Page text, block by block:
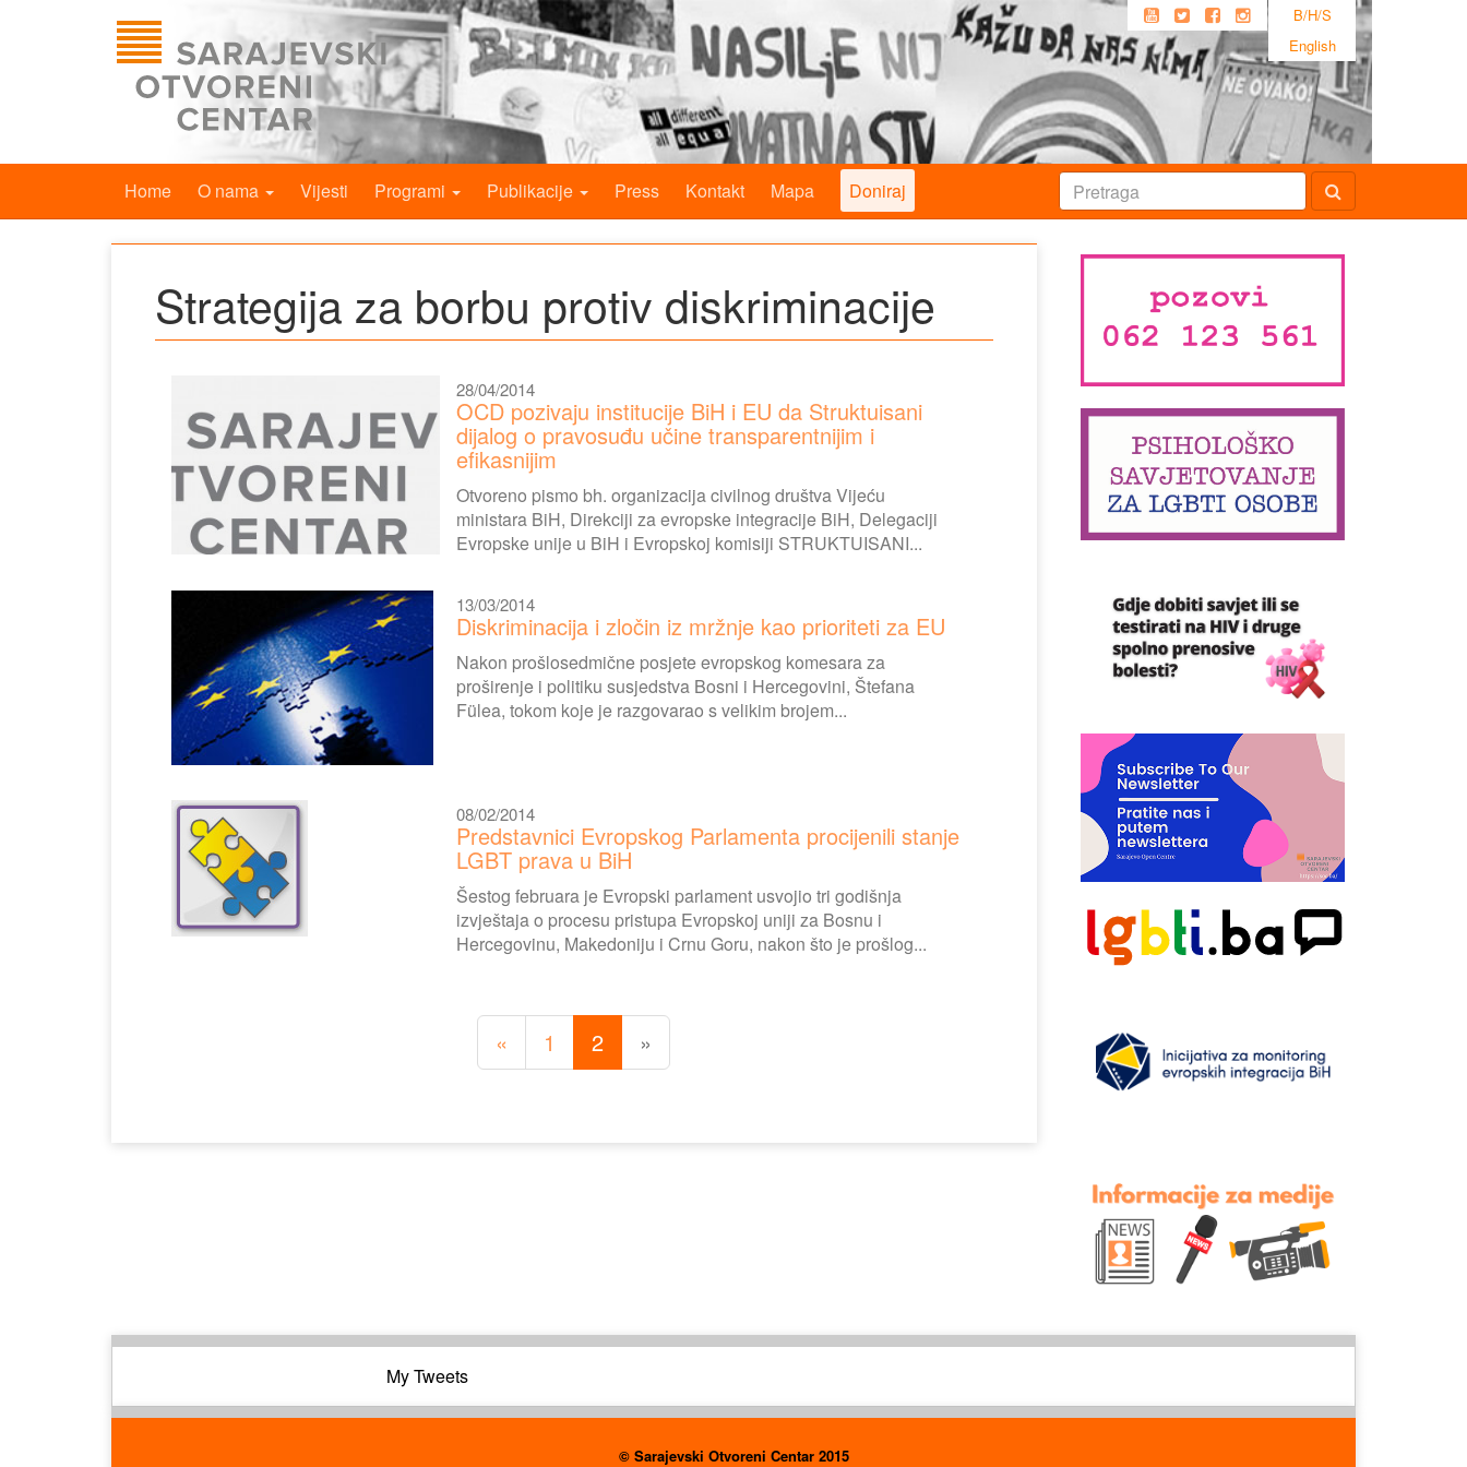
B/H/S
English
Home O nama Vijesti Programi Publikacije Press Kontakt Mapa Doniraj
Strategija za borbu protiv diskriminacije
28/04/2014
OCD pozivaju institucije BiH i EU da Struktuisani
dijalog o pravosuđu učine transparentnijim i
efikasnijim
Otvoreno pismo bh. organizacija civilnog društva Vijeću
ministara BiH, Direkciji za evropske integracije BiH, Delegaciji
Evropske unije u BiH i Evropskoj komisiji STRUKTUISANI...
13/03/2014
Diskriminacija i zločin iz mržnje kao prioriteti za EU
Nakon prošlosedmične posjete evropskog komesara za
proširenje i politiku susjedstva Bosni i Hercegovini, Štefana
Fülea, tokom koje je razgovarao s velikim brojem...
08/02/2014
Predstavnici Evropskog Parlamenta procijenili stanje
LGBT prava u BiH
Šestog februara je Evropski parlament usvojio tri godišnja
izvještaja o procesu pristupa Evropskoj uniji za Bosnu i
Hercegovinu, Makedoniju i Crnu Goru, nakon što je prošlog...
« 1 2 »
My Tweets
© Sarajevski Otvoreni Centar 2015